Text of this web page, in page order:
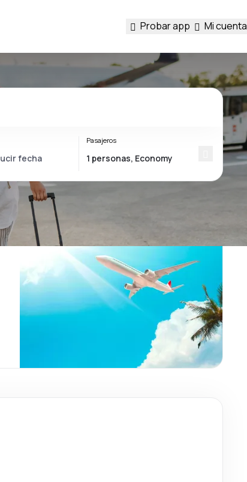
Probar app Mi cuenta
Pasajeros